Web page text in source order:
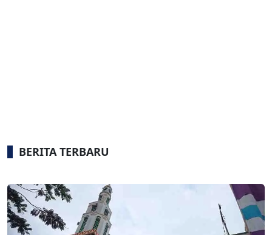
BERITA TERBARU